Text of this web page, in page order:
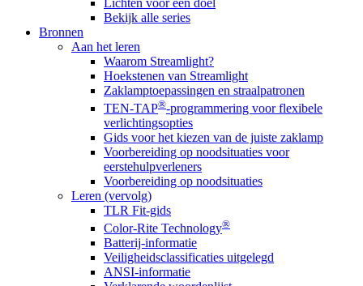
Bekijk alle series
Bronnen
Aan het leren
Waarom Streamlight?
Hoekstenen van Streamlight
Zaklamptoepassingen en straalpatronen
TEN-TAP®-programmering voor flexibele
verlichtingsopties
Gids voor het kiezen van de juiste zaklamp
Voorbereiding op noodsituaties voor
eerstehulpverleners
Voorbereiding op noodsituaties
Leren (vervolg)
TLR Fit-gids
Color-Rite Technology®
Batterij-informatie
Veiligheidsclassificaties uitgelegd
ANSI-informatie